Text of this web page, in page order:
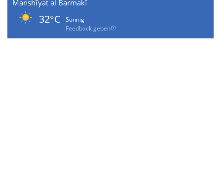
Manshīyat al Barmakī
32°C
Sonnig
Feedback geben